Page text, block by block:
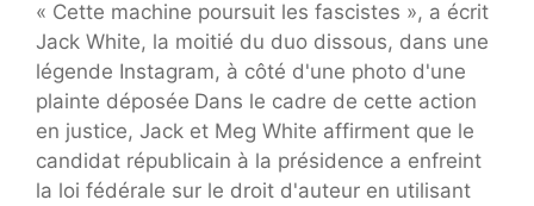
« Cette machine poursuit les fascistes », a écrit
Jack White, la moitié du duo dissous, dans une
légende Instagram, à côté d'une photo d'une
plainte déposée Dans le cadre de cette action
en justice, Jack et Meg White affirment que le
candidat républicain à la présidence a enfreint
la loi fédérale sur le droit d'auteur en utilisant